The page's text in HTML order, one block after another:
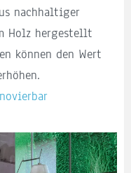
nachhaltiger
Holz hergestellt
können den Wert